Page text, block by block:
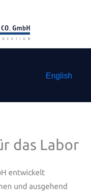
English
das Labor
entwickelt
und ausgehend